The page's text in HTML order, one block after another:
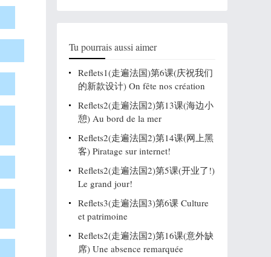
Tu pourrais aussi aimer
Reflets1(走遍法国)第6课(庆祝我们
的新款设计) On fête nos création
Reflets2(走遍法国2)第13课(海边小
憩) Au bord de la mer
Reflets2(走遍法国2)第14课(网上黑
客) Piratage sur internet!
Reflets2(走遍法国2)第5课(开业了!)
Le grand jour!
Reflets3(走遍法国3)第6课 Culture
et patrimoine
Reflets2(走遍法国2)第16课(意外缺
席) Une absence remarquée